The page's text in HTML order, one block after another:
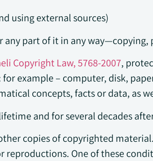
using external sources)
any part of it in any
Copyright Law, 5768-2007,
example – computer, disk,
concepts, facts or data, as
and for several decades
copies of copyrighted
reproductions. One of these